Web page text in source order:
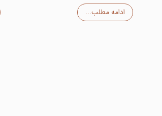
ادامه مطلب...